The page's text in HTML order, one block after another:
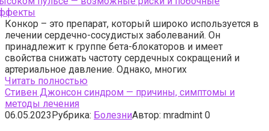
Конкор – это препарат, который широко используется в
лечении сердечно-сосудистых заболеваний. Он
принадлежит к группе бета-блокаторов и имеет
свойства снижать частоту сердечных сокращений и
артериальное давление. Однако, многих
Читать полностью
Стивен Джонсон синдром — причины, симптомы и
методы лечения
06.05.2023Рубрика: БолезниАвтор: mradmint 0